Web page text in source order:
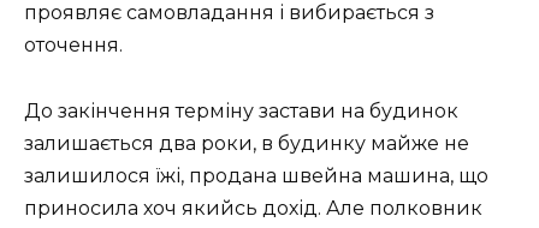
проявляє самовладання і вибирається з
оточення.
До закінчення терміну застави на будинок
залишається два роки, в будинку майже не
залишилося їжі, продана швейна машина, що
приносила хоч якийсь дохід. Але полковник